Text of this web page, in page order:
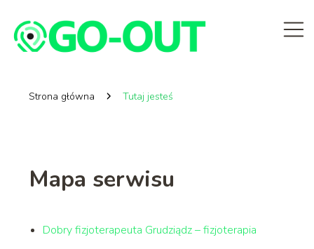
Strona główna Tutaj jesteś
Mapa serwisu
Dobry fizjoterapeuta Grudziądz – fizjoterapia